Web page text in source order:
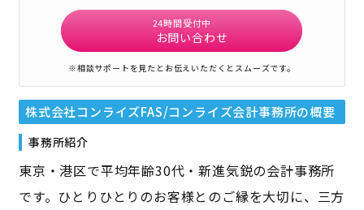
24時間受付中
お問い合わせ
※相談サポートを見たとお伝えいただくとスムーズです。
株式会社コンライズFAS/コンライズ会計事務所の概要
事務所紹介
東京・港区で平均年齢30代・新進気鋭の会計事務所
です。ひとりひとりのお客様とのご縁を大切に、三方